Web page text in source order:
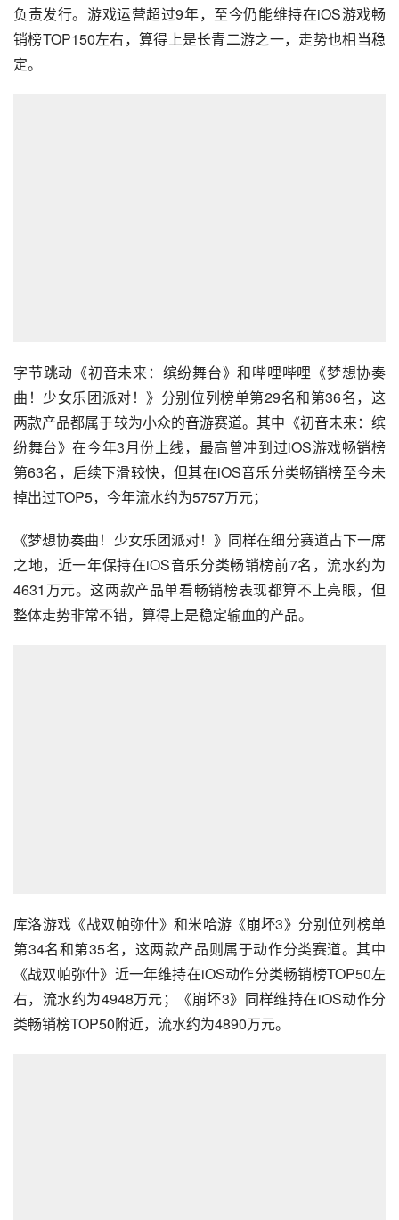
负责发行。游戏运营超过9年，至今仍能维持在iOS游戏畅
销榜TOP150左右，算得上是长青二游之一，走势也相当稳
定。
字节跳动《初音未来：缤纷舞台》和哔哩哔哩《梦想协奏
曲！少女乐团派对！》分别位列榜单第29名和第36名，这
两款产品都属于较为小众的音游赛道。其中《初音未来：缤
纷舞台》在今年3月份上线，最高曾冲到过iOS游戏畅销榜
第63名，后续下滑较快，但其在iOS音乐分类畅销榜至今未
掉出过TOP5，今年流水约为5757万元；
《梦想协奏曲！少女乐团派对！》同样在细分赛道占下一席
之地，近一年保持在iOS音乐分类畅销榜前7名，流水约为
4631万元。这两款产品单看畅销榜表现都算不上亮眼，但
整体走势非常不错，算得上是稳定输血的产品。
库洛游戏《战双帕弥什》和米哈游《崩坏3》分别位列榜单
第34名和第35名，这两款产品则属于动作分类赛道。其中
《战双帕弥什》近一年维持在iOS动作分类畅销榜TOP50左
右，流水约为4948万元；《崩坏3》同样维持在iOS动作分
类畅销榜TOP50附近，流水约为4890万元。